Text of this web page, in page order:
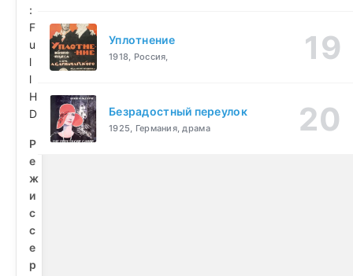
:
F
u
l
l
H
D
Р
е
ж
и
с
с
е
р
Уплотнение
1918, Россия,
Безрадостный переулок
1925, Германия, драма